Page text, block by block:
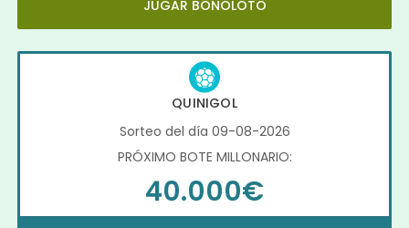
JUGAR BONOLOTO
QUINIGOL
Sorteo del día 09-08-2026
PRÓXIMO BOTE MILLONARIO:
40.000€